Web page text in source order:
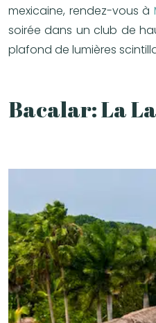
mexicaine, rendez-vous à
soirée dans un club de
plafond de lumières
Bacalar: La